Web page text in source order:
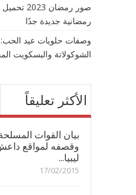
صور
رمضانية جديدة جدًا
وصفات حلويات عيد
الشوكولاتة والبسكويت
الأكثر تعليقاً
بيان القوات
وقصفه لمواقع
ليبيا...
17/02/2015